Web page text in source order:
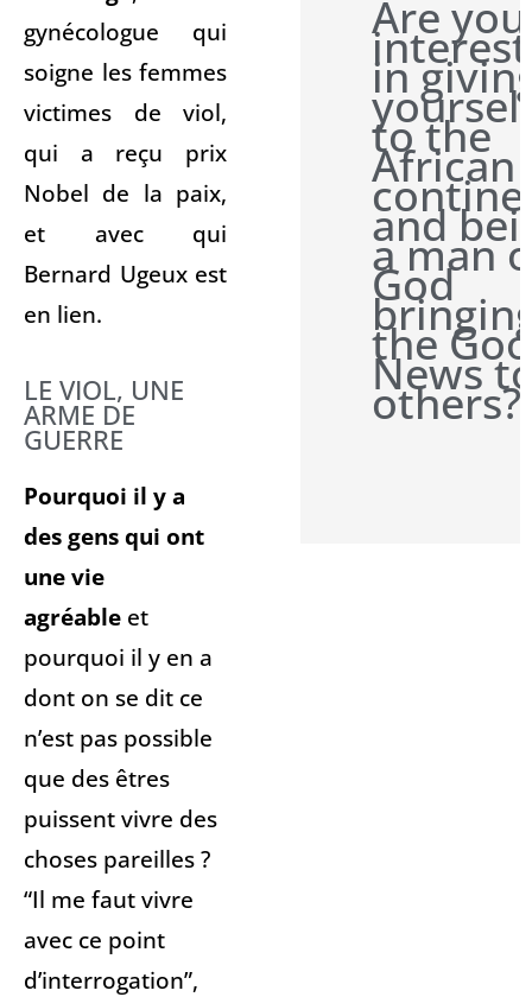
gynécologue qui
soigne les femmes
victimes de viol,
qui a reçu prix
Nobel de la paix,
et avec qui
Bernard Ugeux est
en lien.
LE VIOL, UNE
ARME DE
GUERRE
Pourquoi il y a
des gens qui ont
une vie
agréable et
pourquoi il y en a
dont on se dit ce
n’est pas possible
que des êtres
puissent vivre des
choses pareilles ?
“Il me faut vivre
avec ce point
d’interrogation”,
Are you
in
to the
African
and
a man
God
the
News
others?